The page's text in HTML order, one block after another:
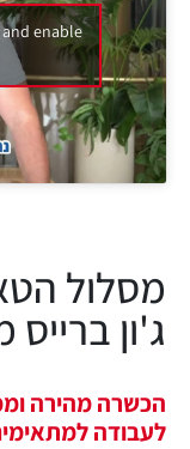
enable
הכשרה מהירה
לעבודה